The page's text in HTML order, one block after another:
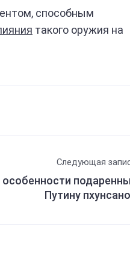
способным
такого оружия на
Следующая
особенности
Путину